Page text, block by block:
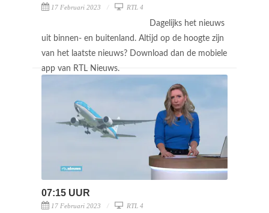
17 Februari 2023 RTL 4
Dagelijks het nieuws
uit binnen- en buitenland. Altijd op de hoogte zijn
van het laatste nieuws? Download dan de mobiele
app van RTL Nieuws.
07:15 UUR
17 Februari 2023 RTL 4